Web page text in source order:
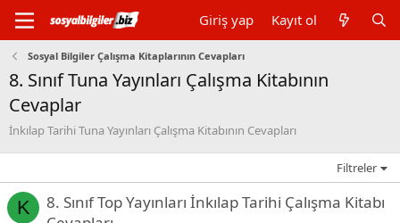
Giriş yap Kayıt ol
Sosyal Bilgiler Çalışma Kitaplarının Cevapları
8. Sınıf Tuna Yayınları Çalışma Kitabının
Cevaplar
İnkılap Tarihi Tuna Yayınları Çalışma Kitabının Cevapları
Filtreler
K
8. Sınıf Top Yayınları İnkılap Tarihi Çalışma Kitabı